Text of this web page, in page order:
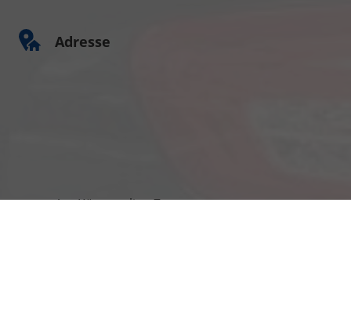
Adresse
Am Kümmerling 7